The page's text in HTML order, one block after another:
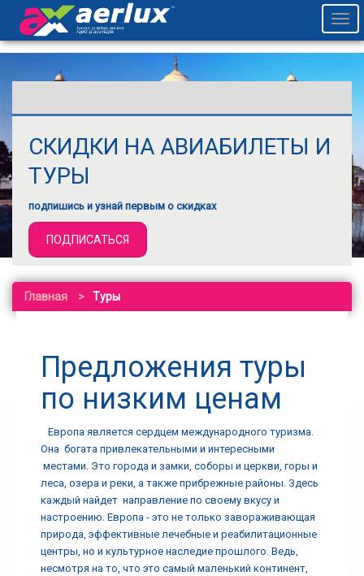
СКИДКИ НА АВИАБИЛЕТЫ И
ТУРЫ
подпишись и узнай первым о скидках
ПОДПИСАТЬСЯ
Главная Туры
Предложения туры
по низким ценам
Европа является сердцем международного туризма.
Она богата привлекательными и интересными
местами. Это города и замки, соборы и церкви, горы и
леса, озера и реки, а также прибрежные районы. Здесь
каждый найдет направление по своему вкусу и
настроению. Европа - это не только завораживающая
природа, эффективные лечебные и реабилитационные
центры, но и культурное наследие прошлого. Ведь,
несмотря на то, что это самый маленький континент,